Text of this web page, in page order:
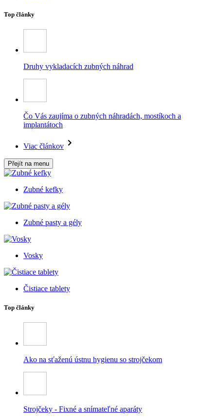
Top články
Druhy vykladacích zubných náhrad
Čo Vás zaujíma o zubných náhradách, mostíkoch a
implantátoch
Viac článkov
Přejít na menu
Zubné kefky
Zubné pasty a gély
Vosky
Čistiace tablety
Top články
Ako na sťaženú ústnu hygienu so strojčekom
Strojčeky - Fixné a snímateľné aparáty